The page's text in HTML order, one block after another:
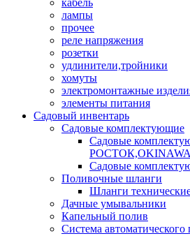
кабель
лампы
прочее
реле напряжения
розетки
удлинители,тройники
хомуты
электромонтажные
элементы питания
Садовый инвентарь
Садовые комплектующие
Садовые
РОСТОК,OKINAWA
Садовые
Поливочные шланги
Шланги
Дачные умывальники
Капельный полив
Система автоматического